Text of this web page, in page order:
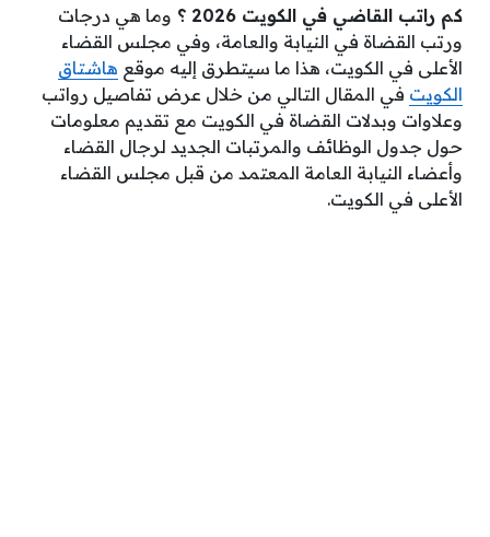
كم راتب القاضي في الكويت 2026 ؟
وما هي درجات
ورتب القضاة في النيابة والعامة، وفي مجلس القضاء
الأعلى في الكويت، هذا ما سيتطرق إليه موقع هاشتاق
الكويت في المقال التالي من خلال عرض تفاصيل رواتب
وعلاوات وبدلات القضاة في الكويت مع تقديم معلومات
حول جدول الوظائف والمرتبات الجديد لرجال القضاء
وأعضاء النيابة العامة المعتمد من قبل مجلس القضاء
الأعلى في الكويت.